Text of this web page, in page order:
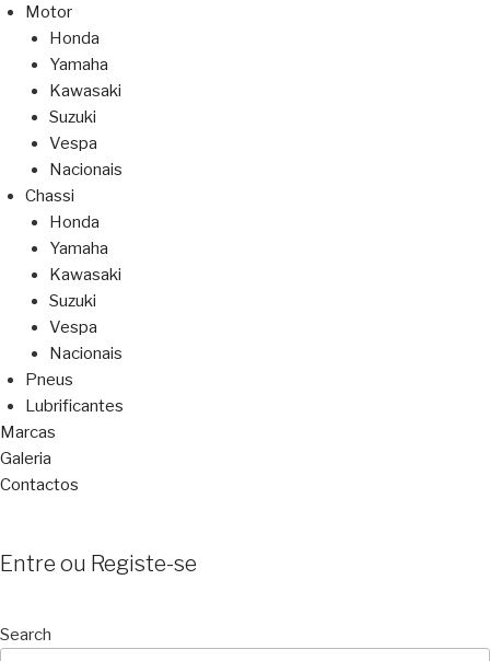
Motor
Honda
Yamaha
Kawasaki
Suzuki
Vespa
Nacionais
Chassi
Honda
Yamaha
Kawasaki
Suzuki
Vespa
Nacionais
Pneus
Lubrificantes
Marcas
Galeria
Contactos
Entre ou Registe-se
Search